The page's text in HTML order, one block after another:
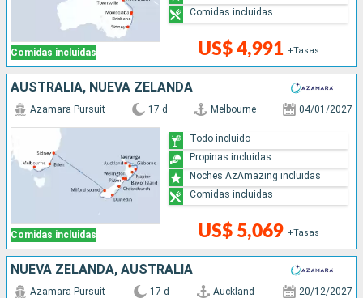
Comidas incluidas US$ 4,991 +Tasas
Comidas incluidas
AUSTRALIA, NUEVA ZELANDA
Comidas incluidas
Azamara Pursuit 17 d Melbourne 04/01/2027
US$ 5,069 +Tasas
Todo incluido
Propinas incluidas
Noches AzAmazing incluidas
Comidas incluidas
NUEVA ZELANDA, AUSTRALIA
Azamara Pursuit 17 d Auckland 20/12/2027